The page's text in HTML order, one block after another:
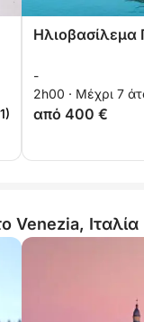
Ηλιοβασίλεμα
-
2h00 · Μέχρι 7
από 400 €
Venezia, Ιταλία